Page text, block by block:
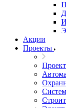
Акции
Проекты